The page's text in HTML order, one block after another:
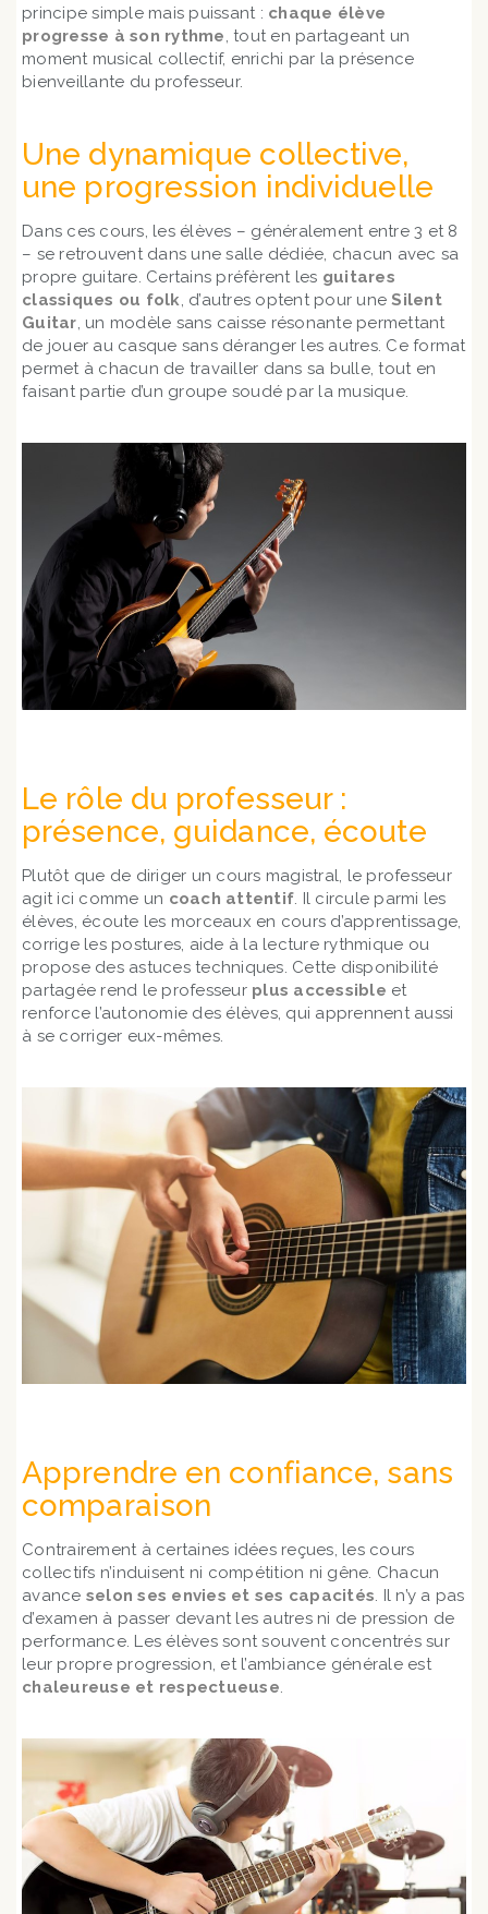
principe simple mais puissant : chaque élève
progresse à son rythme, tout en partageant un
moment musical collectif, enrichi par la présence
bienveillante du professeur.
Une dynamique collective,
une progression individuelle
Dans ces cours, les élèves – généralement entre 3 et 8
– se retrouvent dans une salle dédiée, chacun avec sa
propre guitare. Certains préfèrent les guitares
classiques ou folk, d’autres optent pour uneSilent
Guitar, un modèle sans caisse résonante permettant
de jouer au casque sans déranger les autres. Ce format
permet à chacun de travailler dans sa bulle, tout en
faisant partie d’un groupe soudé par la musique.
Le rôle du professeur :
présence, guidance, écoute
Plutôt que de diriger un cours magistral, le professeur
agit ici comme un coach attentif. Il circule parmi les
élèves, écoute les morceaux en cours d’apprentissage,
corrige les postures, aide à la lecture rythmique ou
propose des astuces techniques. Cette disponibilité
partagée rend le professeur plus accessible et
renforce l’autonomie des élèves, qui apprennent aussi
à se corriger eux-mêmes.
Apprendre en confiance, sans
comparaison
Contrairement à certaines idées reçues, les cours
collectifs n’induisent ni compétition ni gêne. Chacun
avance selon ses envies et ses capacités. Il n’y a pas
d’examen à passer devant les autres ni de pression de
performance. Les élèves sont souvent concentrés sur
leur propre progression, et l’ambiance générale est
chaleureuse et respectueuse.